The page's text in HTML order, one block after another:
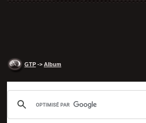
GTP -> Album